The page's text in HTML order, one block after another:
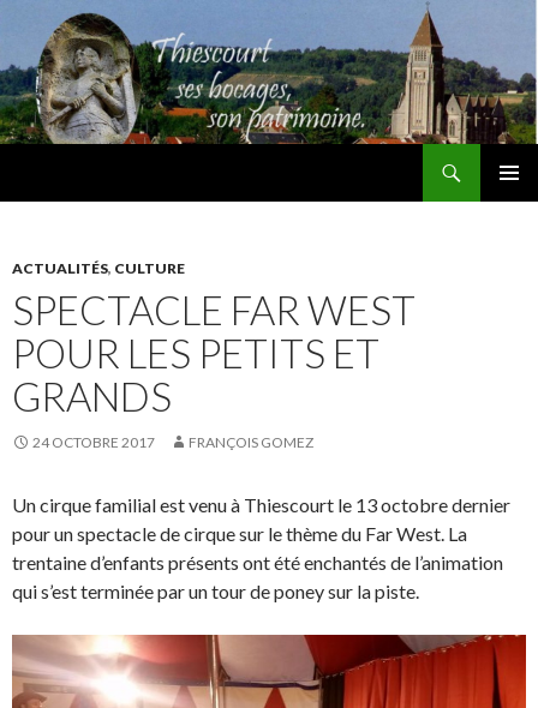
ACTUALITÉS, CULTURE
SPECTACLE FAR WEST
POUR LES PETITS ET
GRANDS
24 OCTOBRE 2017 FRANÇOIS GOMEZ
Un cirque familial est venu à Thiescourt le 13 octobre dernier
pour un spectacle de cirque sur le thème du Far West. La
trentaine d’enfants présents ont été enchantés de l’animation
qui s’est terminée par un tour de poney sur la piste.